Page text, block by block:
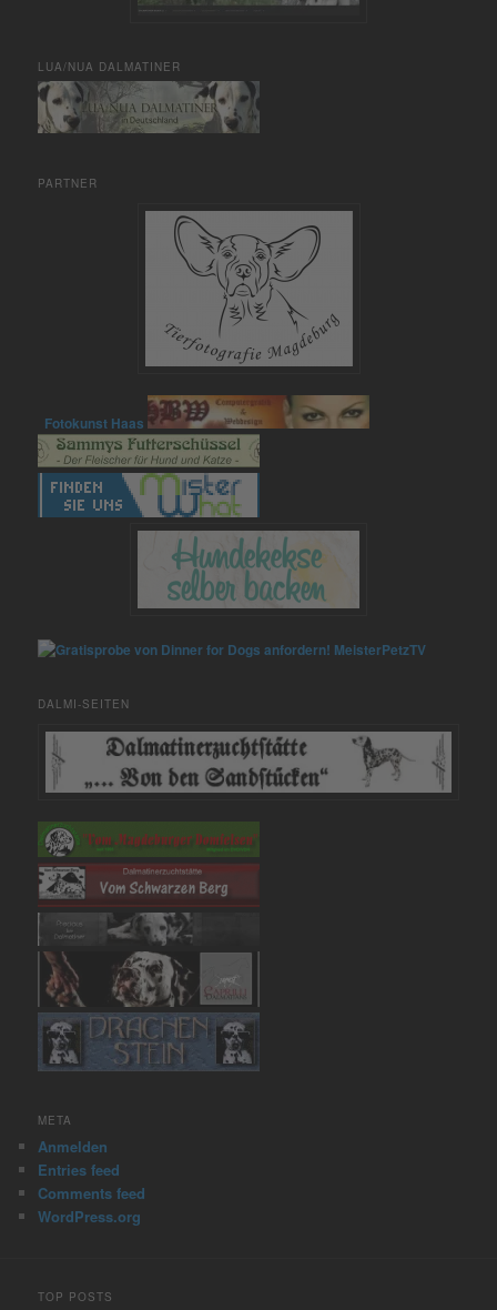
LUA/NUA DALMATINER
PARTNER
Fotokunst Haas
MeisterPetzTV
DALMI-SEITEN
META
Anmelden
Entries feed
Comments feed
WordPress.org
TOP POSTS